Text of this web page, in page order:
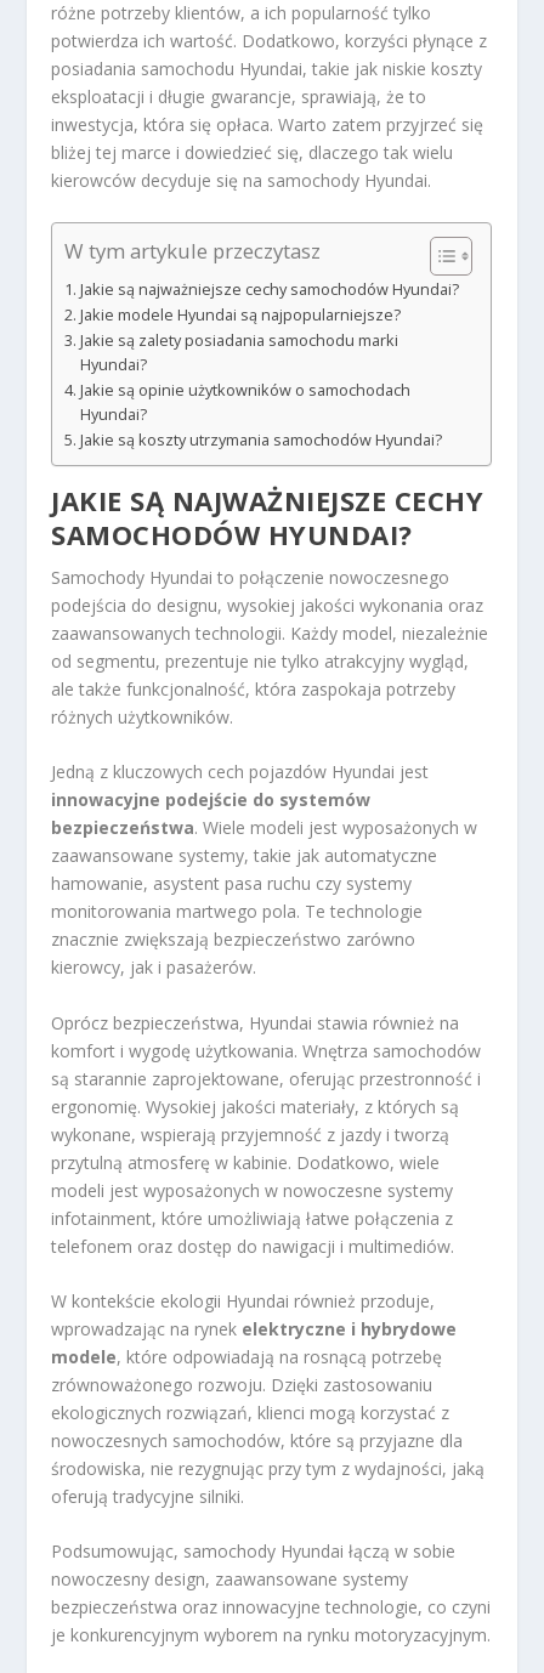
różne potrzeby klientów, a ich popularność tylko
potwierdza ich wartość. Dodatkowo, korzyści płynące z
posiadania samochodu Hyundai, takie jak niskie koszty
eksploatacji i długie gwarancje, sprawiają, że to
inwestycja, która się opłaca. Warto zatem przyjrzeć się
bliżej tej marce i dowiedzieć się, dlaczego tak wielu
kierowców decyduje się na samochody Hyundai.
W tym artykule przeczytasz
Jakie są najważniejsze cechy samochodów Hyundai?
Jakie modele Hyundai są najpopularniejsze?
Jakie są zalety posiadania samochodu marki
Hyundai?
Jakie są opinie użytkowników o samochodach
Hyundai?
Jakie są koszty utrzymania samochodów Hyundai?
JAKIE SĄ NAJWAŻNIEJSZE CECHY
SAMOCHODÓW HYUNDAI?
Samochody Hyundai to połączenie nowoczesnego
podejścia do designu, wysokiej jakości wykonania oraz
zaawansowanych technologii. Każdy model, niezależnie
od segmentu, prezentuje nie tylko atrakcyjny wygląd,
ale także funkcjonalność, która zaspokaja potrzeby
różnych użytkowników.
Jedną z kluczowych cech pojazdów Hyundai jest
innowacyjne podejście do systemów
bezpieczeństwa. Wiele modeli jest wyposażonych w
zaawansowane systemy, takie jak automatyczne
hamowanie, asystent pasa ruchu czy systemy
monitorowania martwego pola. Te technologie
znacznie zwiększają bezpieczeństwo zarówno
kierowcy, jak i pasażerów.
Oprócz bezpieczeństwa, Hyundai stawia również na
komfort i wygodę użytkowania. Wnętrza samochodów
są starannie zaprojektowane, oferując przestronność i
ergonomię. Wysokiej jakości materiały, z których są
wykonane, wspierają przyjemność z jazdy i tworzą
przytulną atmosferę w kabinie. Dodatkowo, wiele
modeli jest wyposażonych w nowoczesne systemy
infotainment, które umożliwiają łatwe połączenia z
telefonem oraz dostęp do nawigacji i multimediów.
W kontekście ekologii Hyundai również przoduje,
wprowadzając na rynek elektryczne i hybrydowe
modele, które odpowiadają na rosnącą potrzebę
zrównoważonego rozwoju. Dzięki zastosowaniu
ekologicznych rozwiązań, klienci mogą korzystać z
nowoczesnych samochodów, które są przyjazne dla
środowiska, nie rezygnując przy tym z wydajności, jaką
oferują tradycyjne silniki.
Podsumowując, samochody Hyundai łączą w sobie
nowoczesny design, zaawansowane systemy
bezpieczeństwa oraz innowacyjne technologie, co czyni
je konkurencyjnym wyborem na rynku motoryzacyjnym.